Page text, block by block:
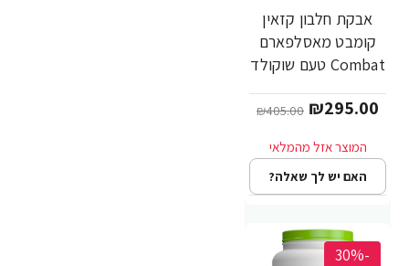
אבקת חלבון קזאין
קומבט מאסלפארם
Combat טעם שוקולד
MusclePharm
₪295.00
₪405.00
האם יש לך שאלה?
-30%